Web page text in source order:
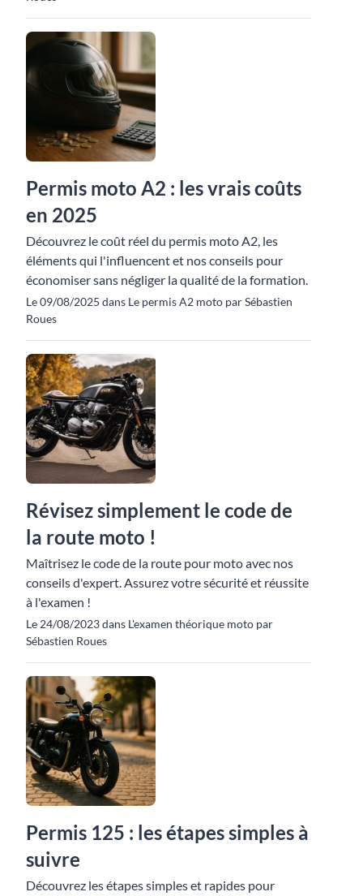
Permis moto A2 : les vrais coûts
en 2025
Découvrez le coût réel du permis moto A2, les
éléments qui l'influencent et nos conseils pour
économiser sans négliger la qualité de la formation.
Le 09/08/2025 dans Le permis A2 moto par Sébastien
Roues
Révisez simplement le code de
la route moto !
Maîtrisez le code de la route pour moto avec nos
conseils d'expert. Assurez votre sécurité et réussite
à l'examen !
Le 24/08/2023 dans L'examen théorique moto par
Sébastien Roues
Permis 125 : les étapes simples à
suivre
Découvrez les étapes simples et rapides pour